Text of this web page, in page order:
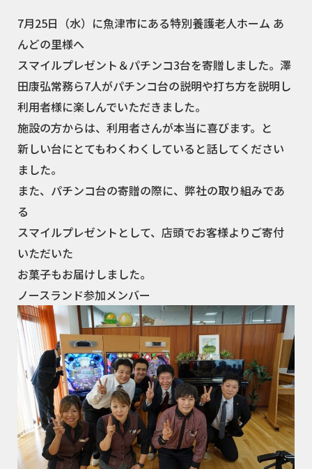
7月25日（水）に魚津市にある特別養護老人ホーム あ
んどの里様へ
スマイルプレゼント＆パチンコ3台を寄贈しました。澤
田康弘常務ら7人がパチンコ台の説明や打ち方を説明し
利用者様に楽しんでいただきました。
施設の方からは、利用者さんが本当に喜びます。と
新しい台にとてもわくわくしていると話してください
ました。
また、パチンコ台の寄贈の際に、弊社の取り組みであ
る
スマイルプレゼントとして、店頭でお客様よりご寄付
いただいた
お菓子もお届けしました。
ノースランド参加メンバー